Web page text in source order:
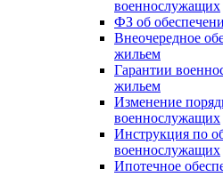
военнослужащих
ФЗ об
Внеочередное
жильем
Гарантии
жильем
Изменение
военнослужащих
Инструкция по
военнослужащих
Ипотечное